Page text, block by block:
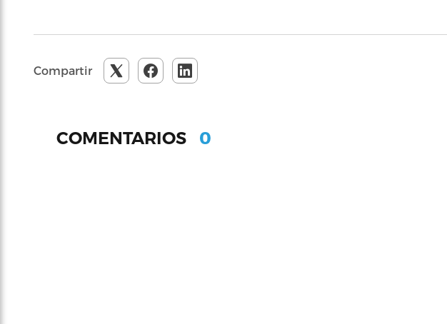
Compartir
COMENTARIOS 0